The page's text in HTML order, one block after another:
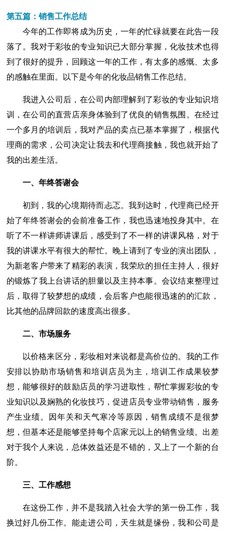
第五篇：销售工作总结
今年的工作即将成为历史，一年的忙碌就要在此告一段
落了。我对于彩妆的专业知识已大部分掌握，化妆技术也得
到了很好的提升，回顾这一年的工作，有太多的感慨、太多
的感触在里面。以下是今年的化妆品销售工作总结。
我进入公司后，在公司内部理解到了彩妆的专业知识培
训，在公司的直营店亲身体验到了优良的销售氛围。在经过
一个多月的培训后，我对产品的卖点已基本掌握了，根据代
理商的需求，公司决定让我去和代理商接触，我也就开始了
我的出差生活。
一、年终答谢会
初到，我的心境期待而忐忑。我到达时，代理商已经开
始了年终答谢会的会前准备工作，我也迅速地投身其中。在
听了不一样讲师讲课后，感受到了不一样的讲课风格，对于
我的讲课水平有很大的帮忙。晚上请到了专业的演出团队，
为新老客户带来了精彩的表演，我荣欣的担任主持人，很好
的锻炼了我上台讲话的胆量以及主持本事。会议结束整理过
后，取得了较梦想的成绩，会后客户也能很迅速的的汇款，
比其他的品牌回款的速度高出很多。
二、市场服务
以价格来区分，彩妆相对来说都是高价位的。我的工作
安排以协助市场销售和培训店员为主，培训工作成果较梦
想，能够很好的鼓励店员的学习进取性，帮忙掌握彩妆的专
业知识以及娴熟的化妆技巧，促进店员专业带动销售，服务
产生业绩。因年关和天气寒冷等原因，销售成绩不是很梦
想，但基本还是能够坚持每个店家元以上的销售业绩。出差
对于我个人来说，总体效益还是不错的，又上了一个新的台
阶。
三、工作感想
在这份工作，并不是我踏入社会大学的第一份工作，我
换过好几份工作。能走进公司，天生就是缘份，我和公司是